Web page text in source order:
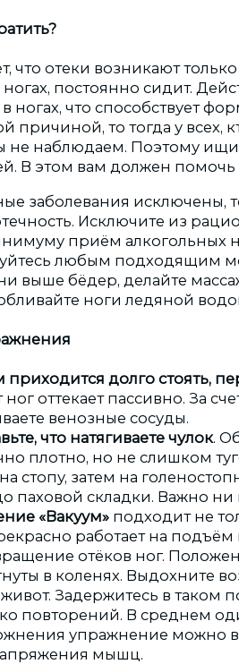
что отеки возникают
постоянно сидит.
в ногах, что способствует
причиной, то тогда у всех,
не наблюдаем. Поэтому
В этом вам должен
заболевания
Исключите из
приём алкогольных
любым подходящим
выше бёдер, делайте
ноги ледяной
приходится долго стоять,
ног оттекает пассивно. За
венозные сосуды.
что натягиваете чулок.
плотно, но не слишком
стопу, затем на
паховой складки. Важно ни
«Вакуум» подходит не
работает на подъём
отёков ног.
в коленях. Выдохните
живот. Задержитесь в таком
повторений. В среднем
упражнение можно
мышц.